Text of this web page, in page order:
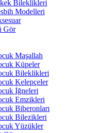
Bileklikleri
Modelleri
Gör
Maşallah
Küpeler
Bileklikleri
Kelepçeler
İğneleri
Emzikleri
Biberonları
Bilezikleri
Yüzükler